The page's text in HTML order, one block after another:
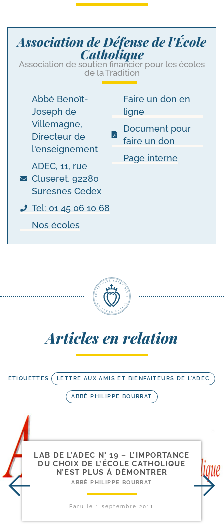
Association de Défense de l'École
Catholique
Association de soutien financier pour les écoles
de la Tradition
Abbé Benoît-
Joseph de
Villemagne,
Directeur de
l'enseignement
ADEC, 11, rue
Cluseret, 92280
Suresnes Cedex
Tel: 01 45 06 10 68
Nos écoles
Faire un don en
ligne
Document pour
faire un don
Page interne
Articles en relation
ETIQUETTES LETTRE AUX AMIS ET BIENFAITEURS DE L'ADEC
ABBÉ PHILIPPE BOURRAT
LAB DE L’ADEC N° 19 – L’IMPORTANCE
DU CHOIX DE L’ÉCOLE CATHOLIQUE
N’EST PLUS À DÉMONTRER
ABBÉ PHILIPPE BOURRAT
Paru le1 septembre 2011